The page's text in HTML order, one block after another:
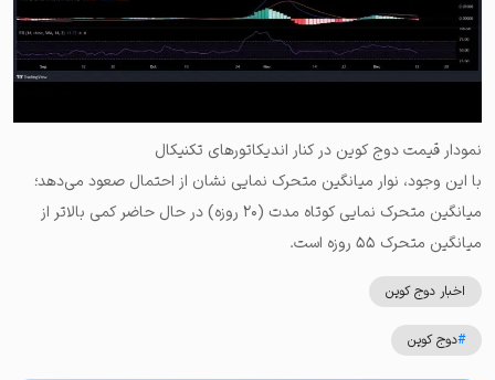
نمودار قیمت دوج کوین در کنار اندیکاتورهای تکنیکال
با این وجود، نوار میانگین متحرک نمایی نشان از احتمال صعود می‌دهد؛
میانگین متحرک نمایی کوتاه مدت (۲۰ روزه) در حال حاضر کمی بالاتر از
میانگین متحرک ۵۵ روزه است.
اخبار دوج کوین
#دوج کوین